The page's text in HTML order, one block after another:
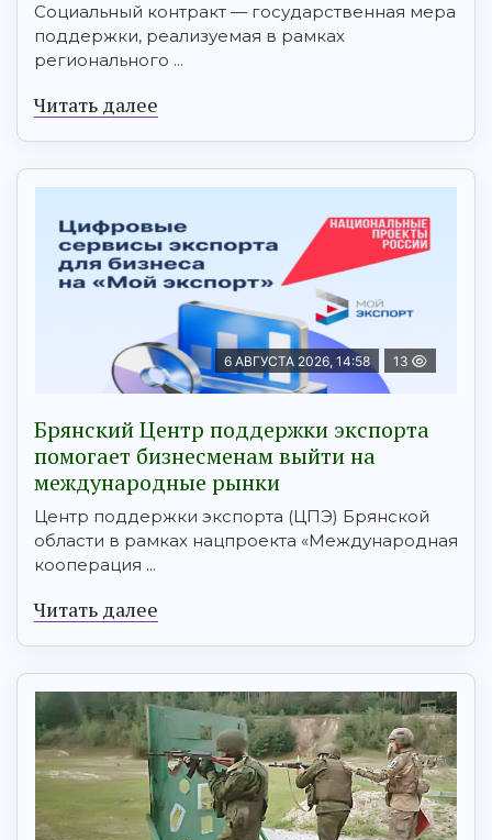
Социальный контракт — государственная мера
поддержки, реализуемая в рамках
регионального ...
Читать далее
6 АВГУСТА 2026, 14:58 13
Брянский Центр поддержки экспорта
помогает бизнесменам выйти на
международные рынки
Центр поддержки экспорта (ЦПЭ) Брянской
области в рамках нацпроекта «Международная
кооперация ...
Читать далее